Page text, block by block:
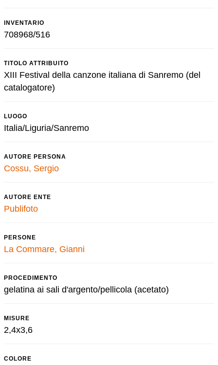
INVENTARIO
708968/516
TITOLO ATTRIBUITO
XIII Festival della canzone italiana di Sanremo (del
catalogatore)
LUOGO
Italia/Liguria/Sanremo
AUTORE PERSONA
Cossu, Sergio
AUTORE ENTE
Publifoto
PERSONE
La Commare, Gianni
PROCEDIMENTO
gelatina ai sali d'argento/pellicola (acetato)
MISURE
2,4x3,6
COLORE